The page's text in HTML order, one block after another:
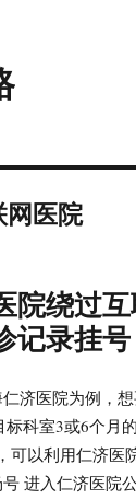
网医院
院绕过
记录挂号
济医院为例，
科室3或6个月
可以利用仁济医
进入仁济医院